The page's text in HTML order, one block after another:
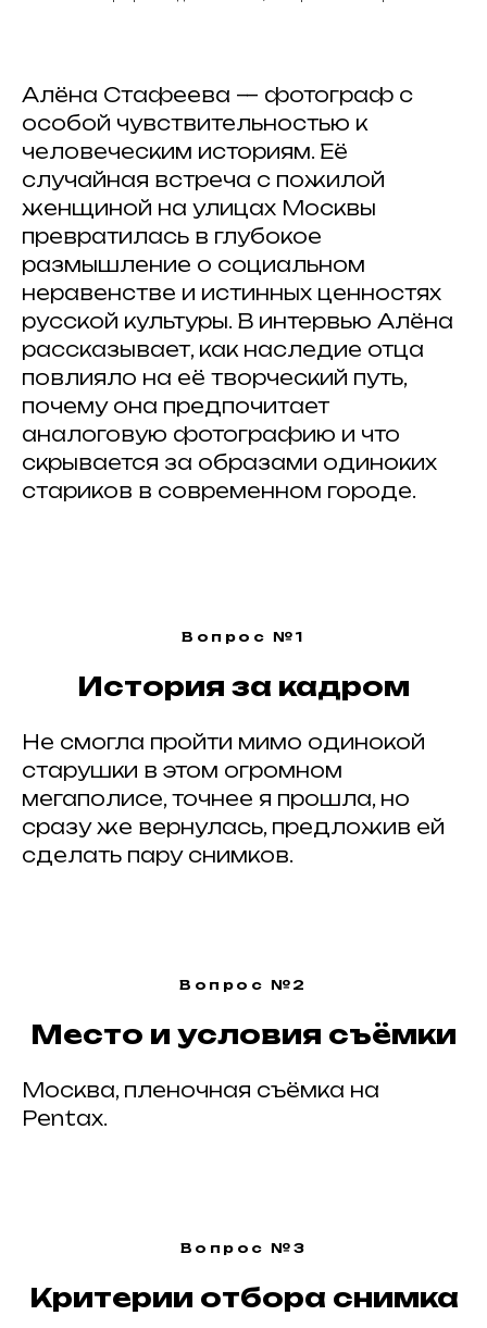
Алёна Стафеева — фотограф с
особой чувствительностью к
человеческим историям. Её
случайная встреча с пожилой
женщиной на улицах Москвы
превратилась в глубокое
размышление о социальном
неравенстве и истинных ценностях
русской культуры. В интервью Алёна
рассказывает, как наследие отца
повлияло на её творческий путь,
почему она предпочитает
аналоговую фотографию и что
скрывается за образами одиноких
стариков в современном городе.
Вопрос №1
История за кадром
Не смогла пройти мимо одинокой
старушки в этом огромном
мегаполисе, точнее я прошла, но
сразу же вернулась, предложив ей
сделать пару снимков.
Вопрос №2
Место и условия съёмки
Москва, пленочная съёмка на
Pentax.
Вопрос №3
Критерии отбора снимка